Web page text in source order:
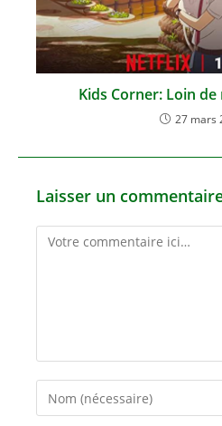
Kids Corner: Loin
27 mars
Laisser un
Comment
Enter
your